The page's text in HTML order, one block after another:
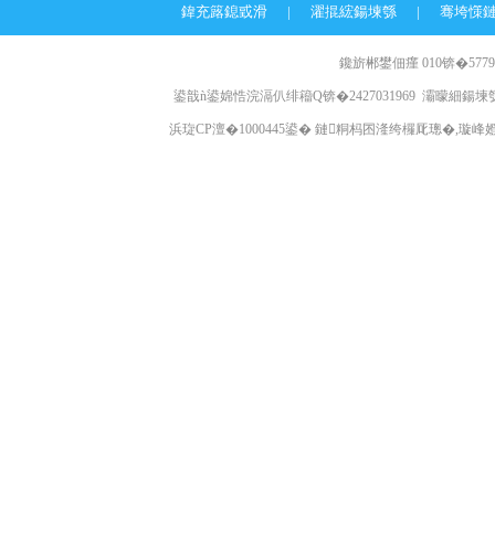
鍏充簬鎴戜滑 | 濯掍綋鍚堜綔 | 骞垮憡
鑱旂郴鐢佃瘽 010锛
鍙戠ǹ鍙婂悎浣滆仈绯籕Q锛�2427031969 灞曚細鍚堜
浜琁CP澶�1000445鍙� 鏈粡杩囨湰绔欏厑璁�,璇峰